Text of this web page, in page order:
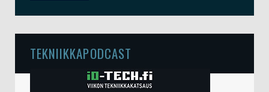
TEKNIIKKAPODCAST